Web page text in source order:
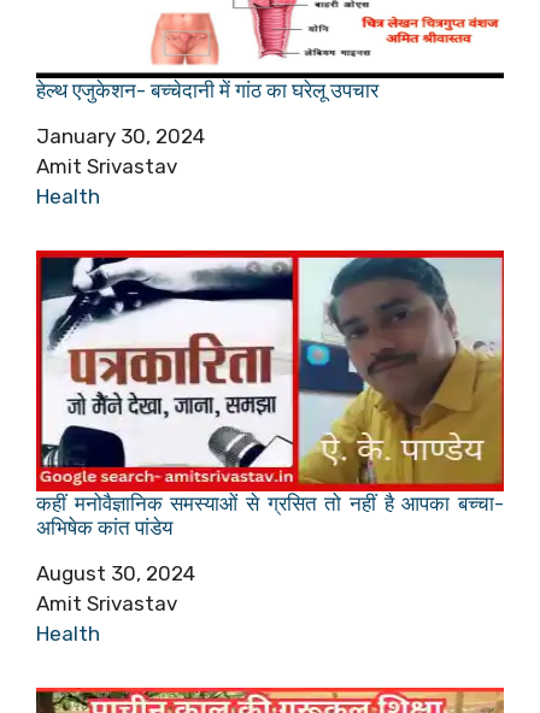
हेल्थ एजुकेशन- बच्चेदानी में गांठ का घरेलू उपचार
Date
January 30, 2024
Author
Amit Srivastav
In relation to
Health
कहीं मनोवैज्ञानिक समस्याओं से ग्रसित तो नहीं है आपका बच्चा-
अभिषेक कांत पांडेय
Date
August 30, 2024
Author
Amit Srivastav
In relation to
Health